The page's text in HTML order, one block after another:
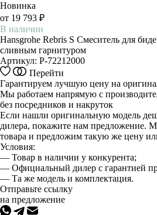
Новинка
от 19 793 ₽
В наличии
Hansgrohe Rebris S Смеситель для
сливным гарнитуром
Артикул: P-72212000
Перейти
товар
имеет
несколько
вариаций.
Опции
можно
на
странице
товара.
Гарантируем лучшую цену на
Мы работаем напрямую с
без посредников и накруток
Если нашли оригинальную модель
дилера, покажите нам предложение.
товара и предложим такую же цену
Условия:
— Товар в наличии у конкурента;
— Официальный дилер с гарантией
— Та же модель и комплектация.
Отправьте ссылку
на предложение